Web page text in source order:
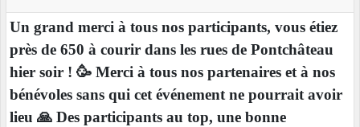
Un grand merci à tous nos participants, vous étiez
près de 650 à courir dans les rues de Pontchâteau
hier soir ! 🥳 Merci à tous nos partenaires et à nos
bénévoles sans qui cet événement ne pourrait avoir
lieu 🙏 Des participants au top, une bonne